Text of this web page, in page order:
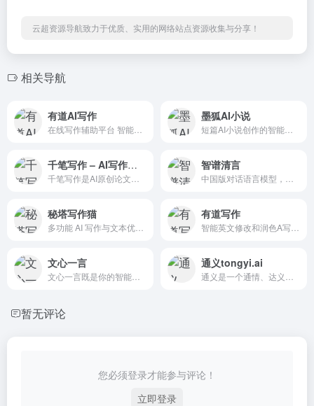
云超资源导航致力于优质、实用的网络站点资源收集与分享！
相关导航
有道AI写作 墨狐AI小说
千笔写作 – AI写作指导平台 智谱清言
秘塔写作猫 有道写作
文心一言 通义tongyi.ai
暂无评论
您必须登录才能参与评论！
立即登录